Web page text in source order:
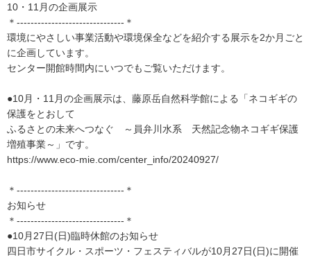
10・11月の企画展示
＊-------------------------------＊
環境にやさしい事業活動や環境保全などを紹介する展示を2か月ごと
に企画しています。
センター開館時間内にいつでもご覧いただけます。
●10月・11月の企画展示は、藤原岳自然科学館による「ネコギギの
保護をとおして
ふるさとの未来へつなぐ ～員弁川水系 天然記念物ネコギギ保護
増殖事業～」です。
https://www.eco-mie.com/center_info/20240927/
＊-------------------------------＊
お知らせ
＊-------------------------------＊
●10月27日(日)臨時休館のお知らせ
四日市サイクル・スポーツ・フェスティバルが10月27日(日)に開催